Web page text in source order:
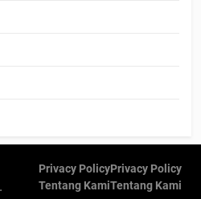
Privacy PolicyPrivacy Policy
Tentang KamiTentang Kami